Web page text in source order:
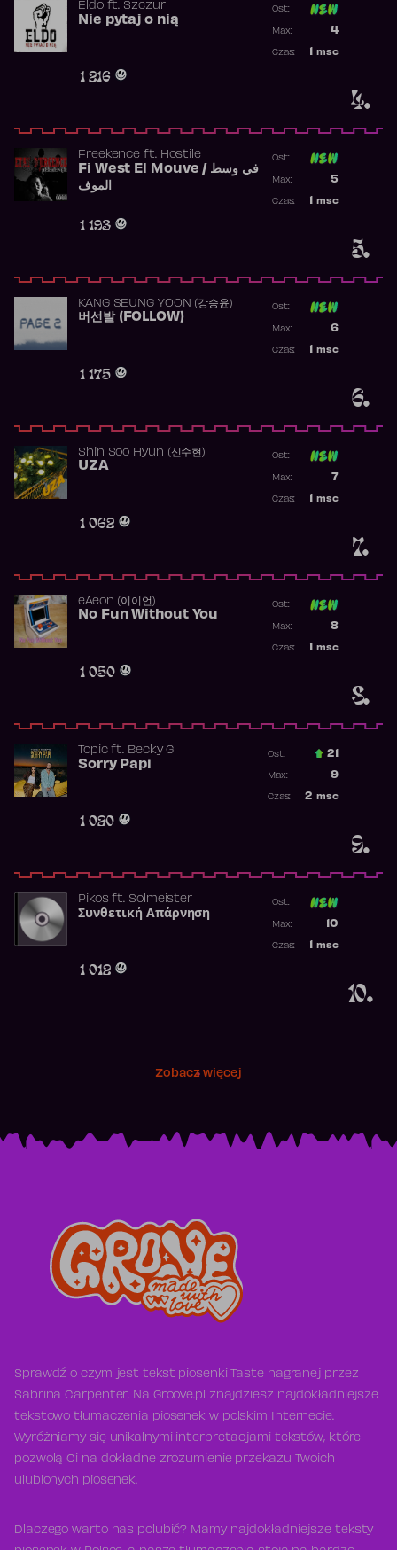
4.
Eldoft. Szczur
Nie pytaj o nią
1 216
Ost:
4
Max:
msc
Czas:
5.
Freekence ft. Hostile
Fi West El Mouve / في وسط
الموف
1 193
Ost:
5
Max:
msc
Czas:
6.
KANG SEUNG YOON (강승윤)
버선발 (FOLLOW)
1 175
Ost:
6
Max:
msc
Czas:
7.
Shin Soo Hyun (신수현)
UZA
1 062
Ost:
7
Max:
msc
Czas:
8.
​eAeon (이이언)
No Fun Without You
1 050
Ost:
8
Max:
msc
Czas:
9.
Topicft. Becky G
Sorry Papi
1 020
Ost.: 21
9
Max:
2 msc
Czas:
10.
Pikosft. Solmeister
Συνθετική Απάρνηση
1 012
Ost:
10
Max:
msc
Czas:
Zobacz więcej
Sprawdź o czym jest tekst piosenki Taste nagranej przez
Sabrina Carpenter. Na Groove.pl znajdziesz najdokładniejsze
tekstowo tłumaczenia piosenek w polskim Internecie.
Wyróżniamy się unikalnymi interpretacjami tekstów, które
pozwolą Ci na dokładne zrozumienie przekazu Twoich
ulubionych piosenek.
Dlaczego warto nas polubić? Mamy najdokładniejsze teksty